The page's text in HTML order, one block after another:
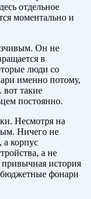
отдельное
моментально и
Он не
в
люди со
именно потому,
такие
постоянно.
Несмотря на
Ничего не
корпус
а не
история
фонари